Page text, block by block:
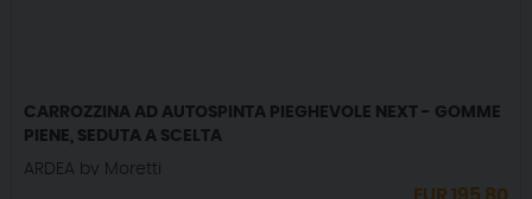
CARROZZINA AD AUTOSPINTA PIEGHEVOLE NEXT - GOMME
PIENE, SEDUTA A SCELTA
ARDEA by Moretti